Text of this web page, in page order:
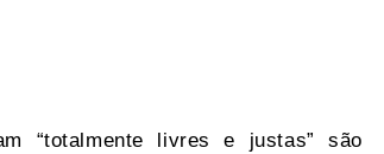
“totalmente livres e justas” são